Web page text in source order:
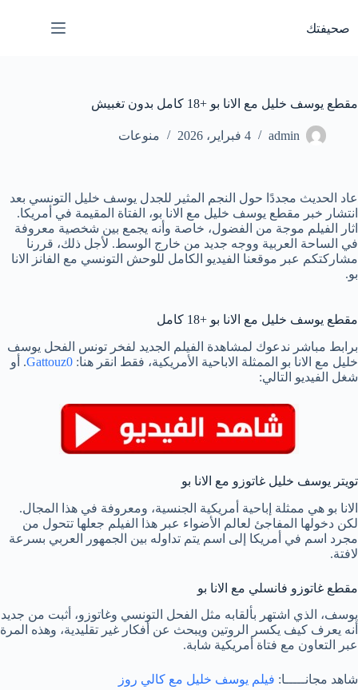
المحتوى
صحيفتك
مقطع يوسف خليل مع الانا بو +18 كامل بدون تغبيش
admin 4 فبراير، 2026 منوعات
عاد الحديث مجددًا حول النجم المثير للجدل يوسف خليل التونسي بعد
انتشار خبر مقطع يوسف خليل مع الانا بو، الفتاة المقيمة في أمريكا.
اثار الفيلم موجة من الفضول، خاصة وأنه يجمع بين شخصية معروفة
في الساحة العربية ووجه جديد من خارج الوسط. لأجل ذلك، قررنا
مشاركتكم عبر موقعنا الفيديو الكامل للوحش التونسي مع الفانز الانا
بو.
مقطع يوسف خليل مع الانا بو +18 كامل
برابط مباشر ندعوك لمشاهدة الفيلم الجديد لفخر تونس الفحل يوسف
خليل مع الانا بو الممثلة الاباحية الأمريكية، فقط انقر هنا: Gattouz0. أو
شغل الفيديو التالي:
تويتر يوسف خليل غاتوزو مع الانا بو
الانا بو هي ممثلة إباحية أمريكية الجنسية، ومعروفة في هذا المجال.
لكن دخولها المفاجئ لعالم الأضواء عبر هذا الفيلم جعلها تتحول من
مجرد اسم في أمريكا إلى اسم يتم تداوله بين الجمهور العربي بسرعة
لافتة.
مقطع غاتوزو فانسلي مع الانا بو
يوسف، الذي اشتهر بألقابه مثل الفحل التونسي وغاتوزو، أثبت من جديد
أنه يعرف كيف يكسر الروتين ويبحث عن أفكار غير تقليدية، وهذه المرة
عبر التعاون مع فتاة أمريكية شابة.
شاهد مجانـــــا: فيلم يوسف خليل مع كالي روز